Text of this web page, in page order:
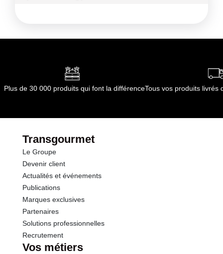
Kilojoules 102 kj
dont Acides gras saturés 0.01 g
dont Sucres
Fibres
Protéines
Sel
Plus de 30 000 produits qui font la différenceTous vos produits livrés
Transgourmet
Le Groupe
Devenir client
Actualités et événements
Publications
Marques exclusives
Partenaires
Solutions professionnelles
Recrutement
Vos métiers